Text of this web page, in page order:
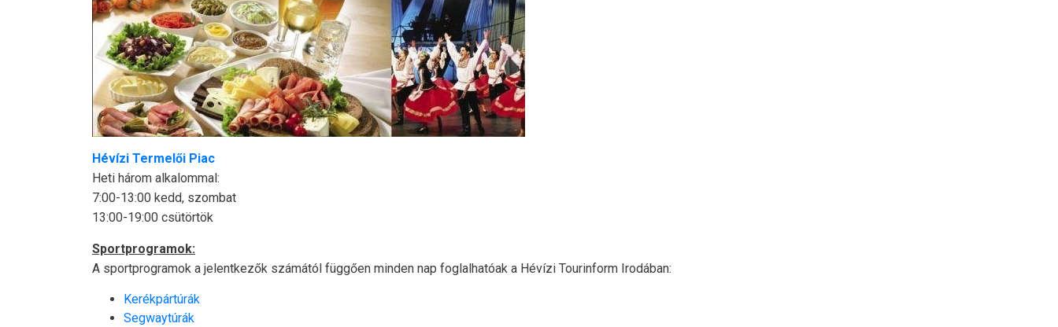
Hévízi Termelői Piac
Heti három alkalommal:
7:00-13:00 kedd, szombat
13:00-19:00 csütörtök
Sportprogramok:
A sportprogramok a jelentkezők számától függően minden nap foglalhatóak a Hévízi Tourinform Irodában:
Kerékpártúrák
Segwaytúrák